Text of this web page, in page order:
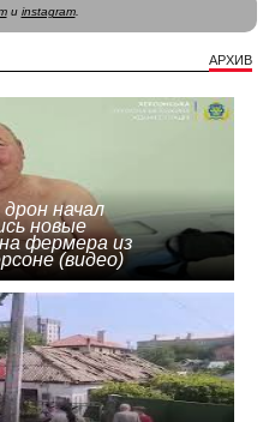
и instagram.
АРХИВ
начал
новые
фермера из
(видео)